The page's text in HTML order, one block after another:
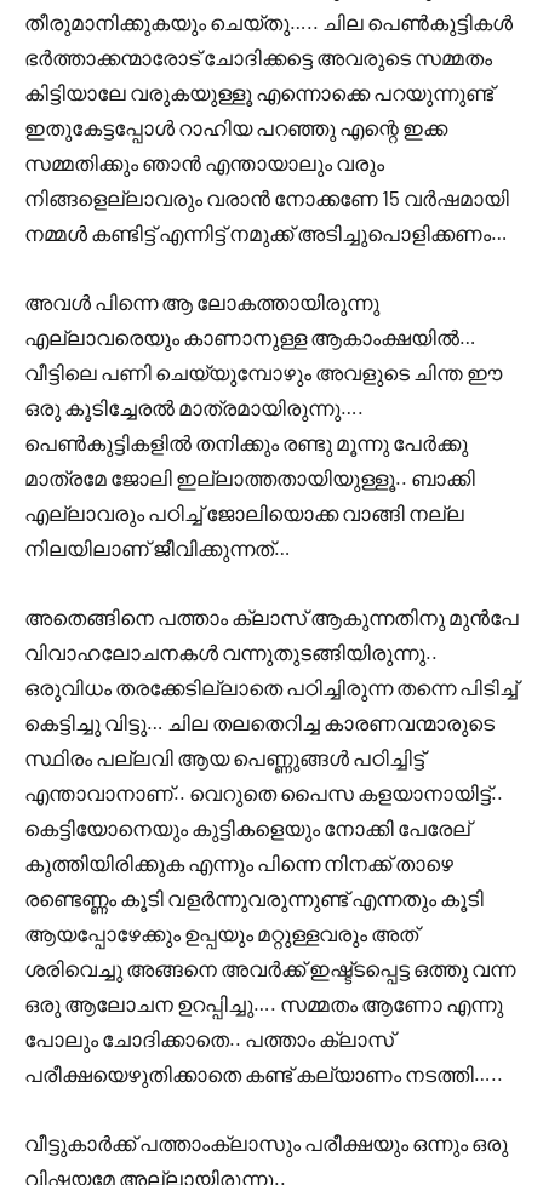
തീരുമാനിക്കുകയും ചെയ്തു….. ചില പെൺകുട്ടികൾ
ഭർത്താക്കന്മാരോട് ചോദിക്കട്ടെ അവരുടെ സമ്മതം
കിട്ടിയാലേ വരുകയുള്ളൂ എന്നൊക്കെ പറയുന്നുണ്ട്
ഇതുകേട്ടപ്പോൾ റാഹിയ പറഞ്ഞു എന്റെ ഇക്ക
സമ്മതിക്കും ഞാൻ എന്തായാലും വരും
നിങ്ങളെല്ലാവരും വരാൻ നോക്കണേ 15 വർഷമായി
നമ്മൾ കണ്ടിട്ട് എന്നിട്ട് നമുക്ക് അടിച്ചുപൊളിക്കണം…
അവൾ പിന്നെ ആ ലോകത്തായിരുന്നു
എല്ലാവരെയും കാണാനുള്ള ആകാംക്ഷയിൽ…
വീട്ടിലെ പണി ചെയ്യുമ്പോഴും അവളുടെ ചിന്ത ഈ
ഒരു കൂടിച്ചേരൽ മാത്രമായിരുന്നു….
പെൺകുട്ടികളിൽ തനിക്കും രണ്ടു മൂന്നു പേർക്കു
മാത്രമേ ജോലി ഇല്ലാത്തതായിയുള്ളൂ.. ബാക്കി
എല്ലാവരും പഠിച്ച് ജോലിയൊക്ക വാങ്ങി നല്ല
നിലയിലാണ് ജീവിക്കുന്നത്…
അതെങ്ങിനെ പത്താം ക്ലാസ് ആകുന്നതിനു മുൻപേ
വിവാഹലോചനകൾ വന്നുതുടങ്ങിയിരുന്നു..
ഒരുവിധം തരക്കേടില്ലാതെ പഠിച്ചിരുന്ന തന്നെ പിടിച്ച്
കെട്ടിച്ചു വിട്ടു… ചില തലതെറിച്ച കാരണവന്മാരുടെ
സ്ഥിരം പല്ലവി ആയ പെണ്ണുങ്ങൾ പഠിച്ചിട്ട്
എന്താവാനാണ്.. വെറുതെ പൈസ കളയാനായിട്ട്..
കെട്ടിയോനെയും കുട്ടികളെയും നോക്കി പേരേല്
കുത്തിയിരിക്കുക എന്നും പിന്നെ നിനക്ക് താഴെ
രണ്ടെണ്ണം കൂടി വളർന്നുവരുന്നുണ്ട് എന്നതും കൂടി
ആയപ്പോഴേക്കും ഉപ്പയും മറ്റുള്ളവരും അത്
ശരിവെച്ചു അങ്ങനെ അവർക്ക് ഇഷ്ട്ടപ്പെട്ട ഒത്തു വന്ന
ഒരു ആലോചന ഉറപ്പിച്ചു…. സമ്മതം ആണോ എന്നു
പോലും ചോദിക്കാതെ.. പത്താം ക്ലാസ്
പരീക്ഷയെഴുതിക്കാതെ കണ്ട് കല്യാണം നടത്തി…..
വീട്ടുകാർക്ക് പത്താംക്ലാസും പരീക്ഷയും ഒന്നും ഒരു
വിഷയമേ അല്ലായിരുന്നു..